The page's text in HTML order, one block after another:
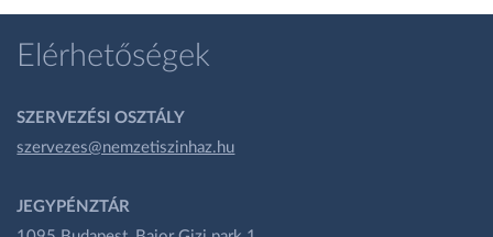
Elérhetőségek
SZERVEZÉSI OSZTÁLY
szervezes@nemzetiszinhaz.hu
JEGYPÉNZTÁR